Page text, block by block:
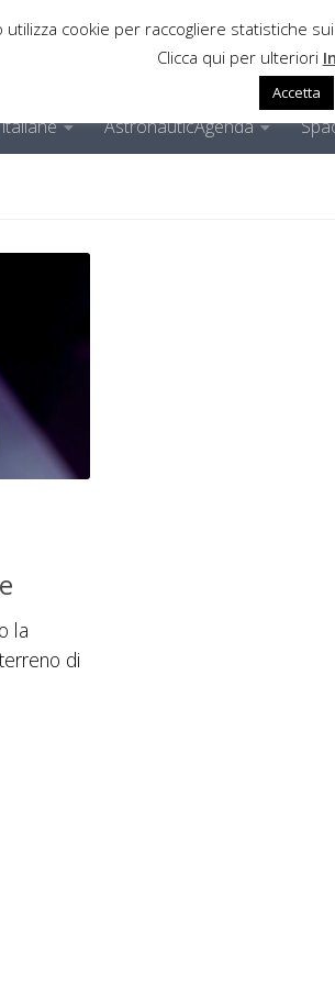
AstronauticAgenda
la
di
cookie per raccogliere statistiche
Clicca qui per ulteriori
Accetta